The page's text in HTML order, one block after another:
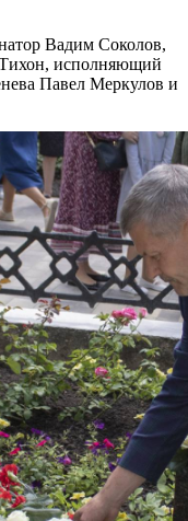
Вадим Соколов,
исполняющий
Павел Меркулов и